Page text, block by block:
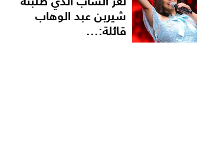
شيرين عبد الوهاب
قائلة:...